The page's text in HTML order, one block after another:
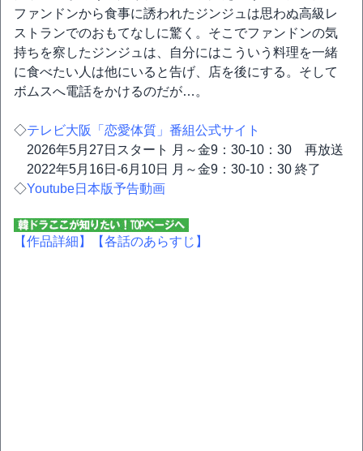
ファンドンから食事に誘われたジンジュは思わぬ高級レ
ストランでのおもてなしに驚く。そこでファンドンの気
持ちを察したジンジュは、自分にはこういう料理を一緒
に食べたい人は他にいると告げ、店を後にする。そして
ボムスへ電話をかけるのだが…。
◇テレビ大阪「恋愛体質」番組公式サイト
2026年5月27日スタート 月～金9：30-10：30 再放送
2022年5月16日-6月10日 月～金9：30-10：30 終了
◇Youtube日本版予告動画
【作品詳細】 【各話のあらすじ】